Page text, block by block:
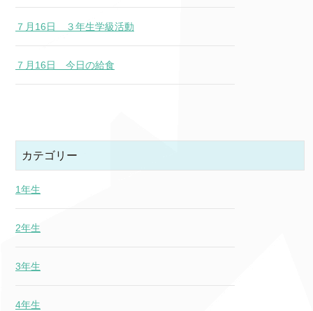
７月16日 ３年生学級活動
７月16日 今日の給食
カテゴリー
1年生
2年生
3年生
4年生